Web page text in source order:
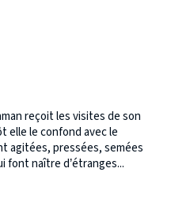
reçoit les visites de son
elle le confond avec le
agitées, pressées, semées
font naître d’étranges...